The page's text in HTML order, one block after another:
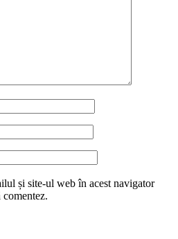
și site-ul web în acest navigator